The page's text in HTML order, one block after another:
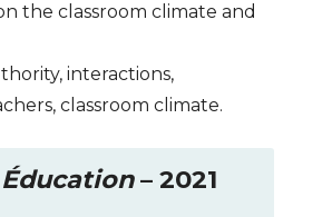
the classroom climate and
interactions,
classroom climate.
– 2021